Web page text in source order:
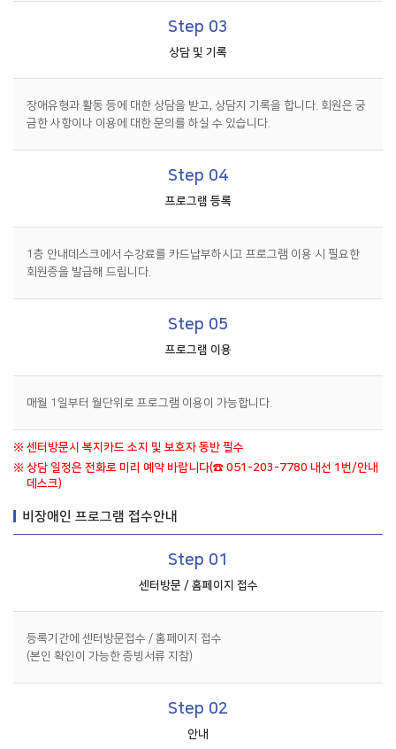
Step 03
상담 및 기록
장애유형과 활동 등에 대한 상담을 받고, 상담지 기록을 합니다. 회원은 궁
금한 사항이나 이용에 대한 문의를 하실 수 있습니다.
Step 04
프로그램 등록
1층 안내데스크에서 수강료를 카드납부하시고 프로그램 이용 시 필요한
회원증을 발급해 드립니다.
Step 05
프로그램 이용
매월 1일부터 월단위로 프로그램 이용이 가능합니다.
※ 센터방문시 복지카드 소지 및 보호자 동반 필수
※ 상담 일정은 전화로 미리 예약 바랍니다(☎ 051-203-7780 내선 1번/안내
데스크)
비장애인 프로그램 접수안내
Step 01
센터방문 / 홈페이지 접수
등록기간에 센터방문접수 / 홈페이지 접수
(본인 확인이 가능한 증빙서류 지참)
Step 02
안내